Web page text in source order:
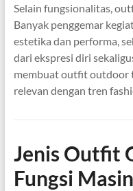
Selain fungsionalitas,
Banyak penggemar
estetika dan performa,
dari ekspresi diri
membuat outfit outdoor
relevan dengan tren
Jenis Outfit
Fungsi